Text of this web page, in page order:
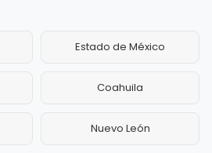
Estado de México
Coahuila
Nuevo León